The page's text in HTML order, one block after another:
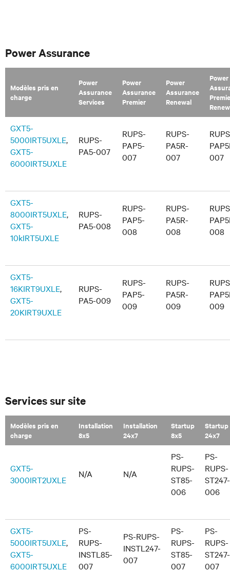
Power Assurance
Modèles pris en
charge
Power
Assurance
Services
Power
Assurance
Premier
Power
Assurance
Renewal
Power
GXT5-
5000IRT5UXLE,
GXT5-
6000IRT5UXLE
RUPS-
PA5-007
RUPS-
PAP5-
007
RUPS-
PA5R-
007
007
GXT5-
8000IRT5UXLE,
GXT5-
10kIRT5UXLE
RUPS-
PA5-008
RUPS-
PAP5-
008
RUPS-
PA5R-
008
008
GXT5-
16KIRT9UXLE,
GXT5-
20KIRT9UXLE
RUPS-
PA5-009
RUPS-
PAP5-
009
RUPS-
PA5R-
009
009
Services sur site
Modèles pris en
charge
Installation
8x5
Installation
24x7
Startup
8x5
Startup
24x7
GXT5-
3000IRT2UXLE
N/A N/A
PS-
RUPS-
ST85-
006
PS-
RUPS-
ST247-
006
GXT5-
5000IRT5UXLE,
GXT5-
6000IRT5UXLE
PS-
RUPS-
INSTL85-
007
PS-RUPS-
INSTL247-
007
PS-
RUPS-
ST85-
007
PS-
RUPS-
ST247-
007